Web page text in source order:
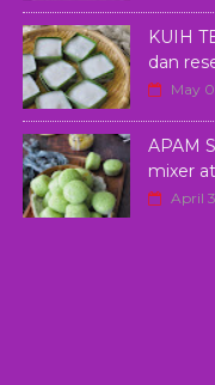
KUIH
dan
May
APAM
mixer
April